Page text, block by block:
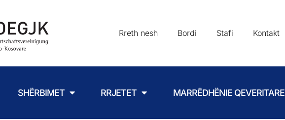
Rreth nesh Bordi Stafi Kontakt
SHËRBIMET RRJETET MARRËDHËNIE QEVERITARE